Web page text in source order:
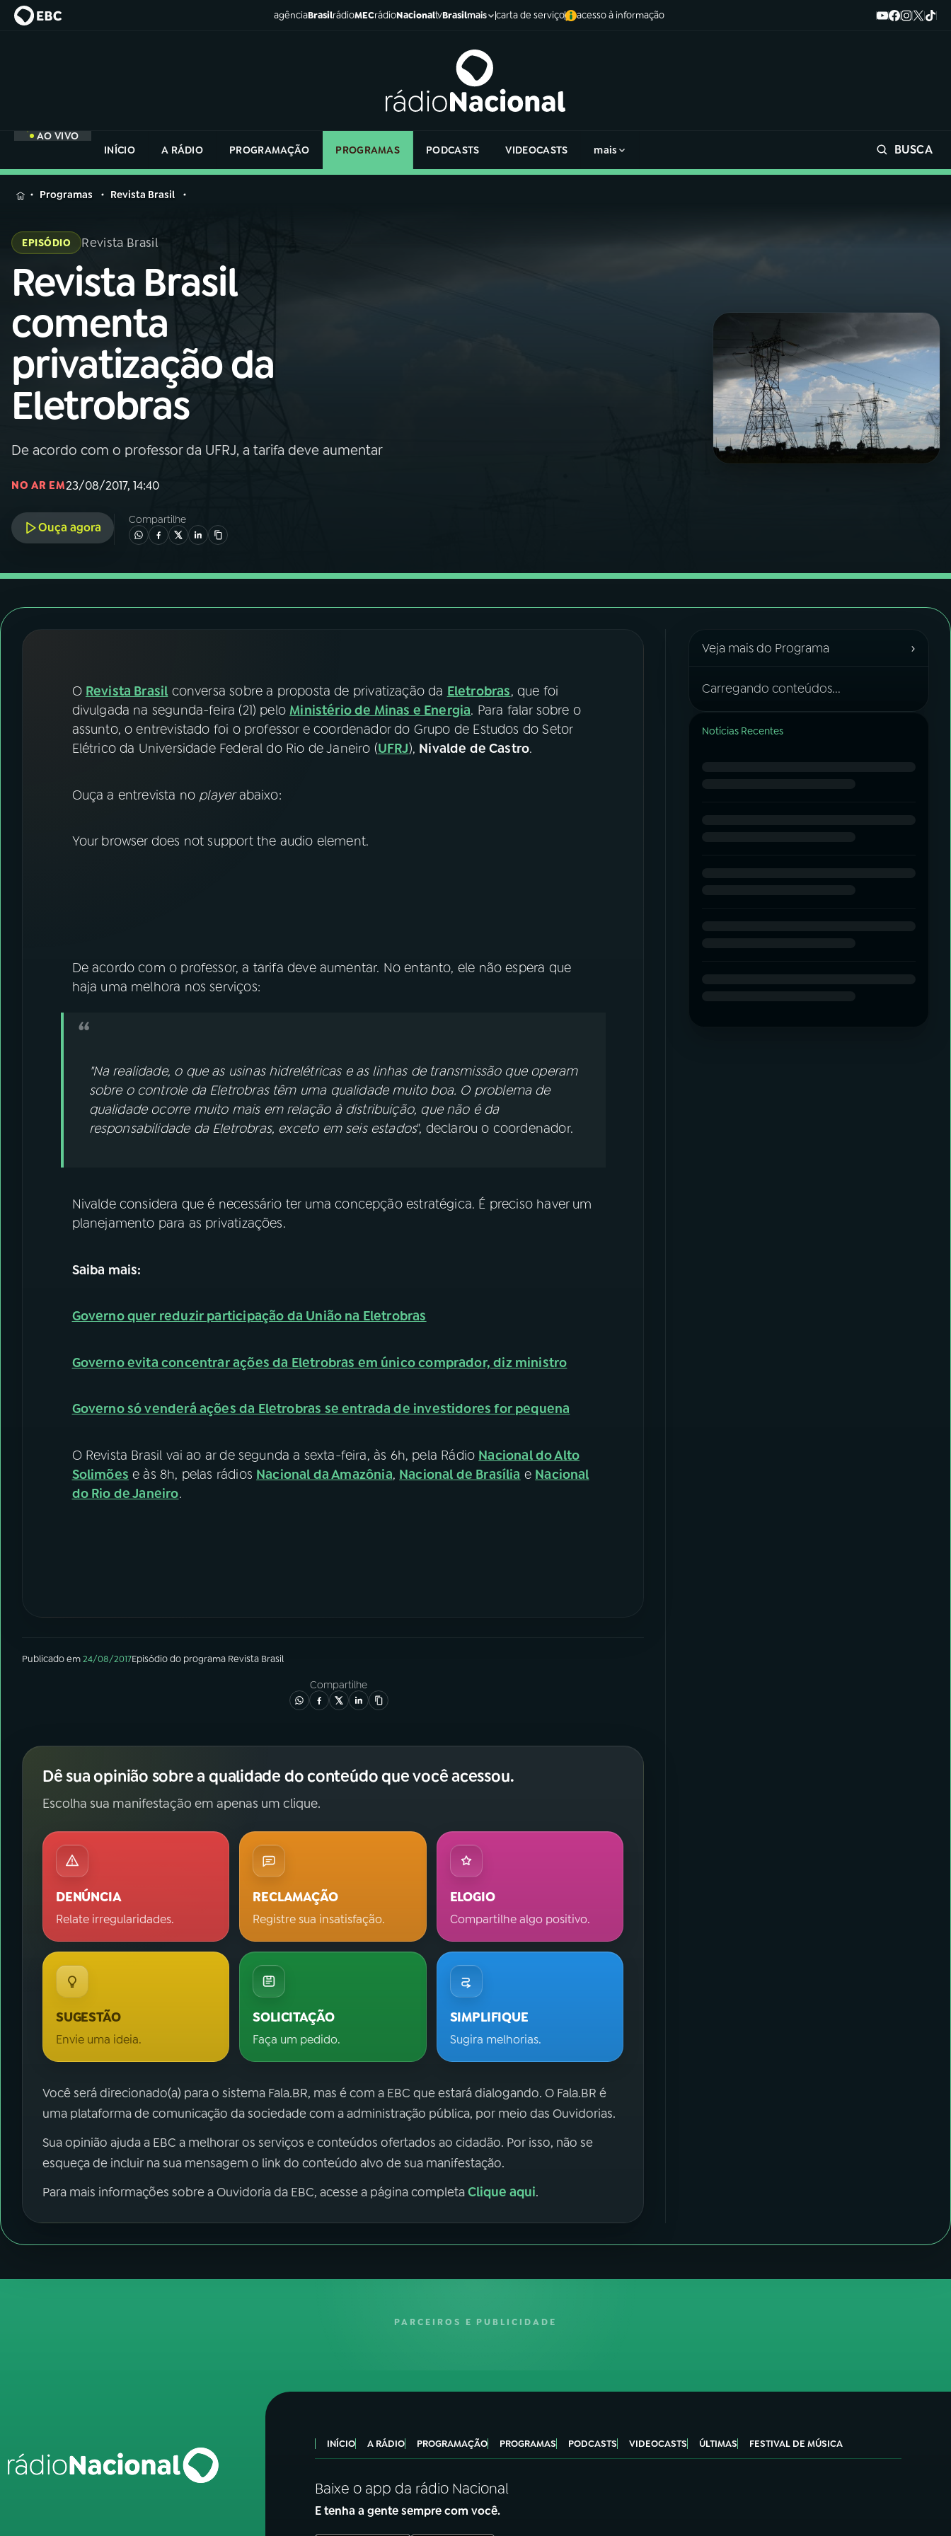
agênciaBrasilrádioMECrádioNacionaltvBrasilmais carta de serviço acesso à informação
AO VIVO
INÍCIO
A RÁDIO PROGRAMAÇÃO PROGRAMAS PODCASTS VIDEOCASTS mais BUSCA
MENU
Buscar
na
Rádio
Nacional
AO VIVO
01INÍCIO
02A RÁDIO
03PROGRAMAÇÃO
05PODCASTS
FESTIVAL DE MÚSICA
ACOMPANHE A RÁDIO NACIONAL
Instagram X
na
Rádio
Programas Revista Brasil
EPISÓDIO Revista Brasil
Revista Brasil
comenta
privatização da
Eletrobras
De acordo com o professor da UFRJ, a tarifa deve aumentar
NO AR EM23/08/2017, 14:40
Ouça agora
Compartilhe
O Revista Brasil conversa sobre a proposta de privatização da Eletrobras, que foi
divulgada na segunda-feira (21) pelo Ministério de Minas e Energia. Para falar sobre o
assunto, o entrevistado foi o professor e coordenador do Grupo de Estudos do Setor
Elétrico da Universidade Federal do Rio de Janeiro (UFRJ), Nivalde de Castro.
Ouça a entrevista no playerabaixo:
Your browser does not support the audio element.
De acordo com o professor, a tarifa deve aumentar. No entanto, ele não espera que
haja uma melhora nos serviços:
"Na realidade, o que as usinas hidrelétricas e as linhas de transmissão que operam
sobre o controle da Eletrobras têm uma qualidade muito boa. O problema de
qualidade ocorre muito mais em relação à distribuição, que não é da
responsabilidade da Eletrobras, exceto em seis estados", declarou o coordenador.
Nivalde considera que é necessário ter uma concepção estratégica. É preciso haver um
planejamento para as privatizações.
Saiba mais:
Governo quer reduzir participação da União na Eletrobras
Governo evita concentrar ações da Eletrobras em único comprador, diz ministro
Governo só venderá ações da Eletrobras se entrada de investidores for pequena
O Revista Brasil vai ao ar de segunda a sexta-feira, às 6h, pela Rádio Nacional do Alto
Solimões e às 8h, pelas rádios Nacional da Amazônia, Nacional de Brasília e Nacional
do Rio de Janeiro.
Publicado em24/08/2017Episódiodo programa Revista Brasil
Compartilhe
Dê sua opinião sobre a qualidade do conteúdo que você acessou.
Escolha sua manifestação em apenas um clique.
DENÚNCIA
Relate irregularidades.
RECLAMAÇÃO
Registre sua insatisfação.
ELOGIO
Compartilhe algo positivo.
SUGESTÃO
Envie uma ideia.
SOLICITAÇÃO
Faça um pedido.
SIMPLIFIQUE
Sugira melhorias.
Você será direcionado(a) para o sistema Fala.BR, mas é com a EBC que estará dialogando. O Fala.BR é
uma plataforma de comunicação da sociedade com a administração pública, por meio das Ouvidorias.
Sua opinião ajuda a EBC a melhorar os serviços e conteúdos ofertados ao cidadão. Por isso, não se
esqueça de incluir na sua mensagem o link do conteúdo alvo de sua manifestação.
Para mais informações sobre a Ouvidoria da EBC, acesse a página completaClique aqui.
Veja mais do Programa ›
Carregando conteúdos...
Notícias Recentes
PARCEIROS E PUBLICIDADE
INÍCIO A RÁDIO PROGRAMAÇÃO PROGRAMAS PODCASTS VIDEOCASTS ÚLTIMAS FESTIVAL DE MÚSICA
Baixe o app da rádio Nacional
E tenha a gente sempre com você.